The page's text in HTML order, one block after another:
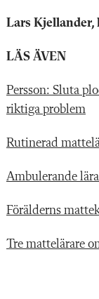
Lars Kjellander,
LÄS ÄVEN
Persson: Sluta
riktiga problem
Rutinerad
Ambulerande
Förälderns
Tre mattelärare